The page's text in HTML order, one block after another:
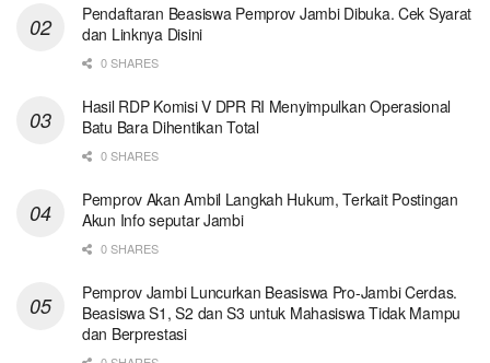
Pendaftaran Beasiswa Pemprov Jambi Dibuka. Cek Syarat
dan Linknya Disini
0 SHARES
Hasil RDP Komisi V DPR RI Menyimpulkan Operasional
Batu Bara Dihentikan Total
0 SHARES
Pemprov Akan Ambil Langkah Hukum, Terkait Postingan
Akun Info seputar Jambi
0 SHARES
Pemprov Jambi Luncurkan Beasiswa Pro-Jambi Cerdas.
Beasiswa S1, S2 dan S3 untuk Mahasiswa Tidak Mampu
dan Berprestasi